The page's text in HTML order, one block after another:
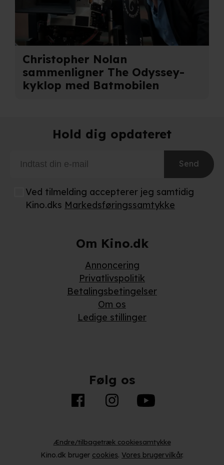
Christopher Nolan
sammenligner The Odyssey-
kyklop med Batmobilen
Hold dig opdateret
Send
Ved tilmelding accepterer jeg samtidig
Kino.dks Markedsføringssamtykke
Om Kino.dk
Annoncering
Privatlivspolitik
Betalingsbetingelser
Om os
Ledige stillinger
Følg os
Ændre/tilbagetræk cookiesamtykke
Kino.dk bruger cookies. Vores brugervilkår.